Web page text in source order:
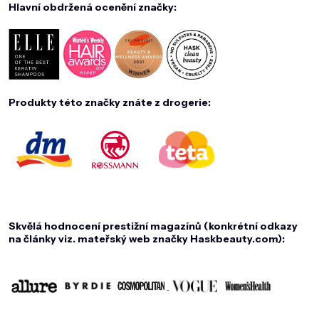
Hlavní obdržená ocenění značky:
Produkty této značky znáte z drogerie:
Skvělá hodnocení prestižní magazínů (konkrétní odkazy
na články viz. mateřský web značky Haskbeauty.com):